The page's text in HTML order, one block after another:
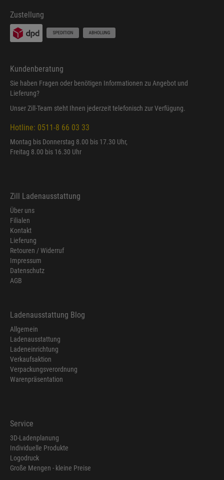
Zustellung
Kundenberatung
Sie haben Fragen oder benötigen Informationen zu Angebot und
Lieferung?
Unser Zill-Team steht Ihnen jederzeit telefonisch zur Verfügung.
Hotline: 0511-8 66 03 33
Montag bis Donnerstag 8.00 bis 17.30 Uhr,
Freitag 8.00 bis 16.30 Uhr
Zill Ladenausstattung
Über uns
Filialen
Kontakt
Lieferung
Retouren / Widerruf
Impressum
Datenschutz
AGB
Ladenausstattung Blog
Allgemein
Ladenausstattung
Ladeneinrichtung
Verkaufsaktion
Verpackungsverordnung
Warenpräsentation
Service
3D-Ladenplanung
Individuelle Produkte
Logodruck
Große Mengen - kleine Preise